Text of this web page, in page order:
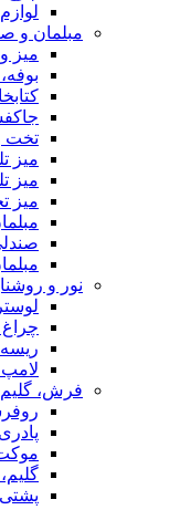
مبلمان و
میز
تخت
میز
میز
میز
نور و
چراغ
ریسه
فرش،
پادری
پشتی